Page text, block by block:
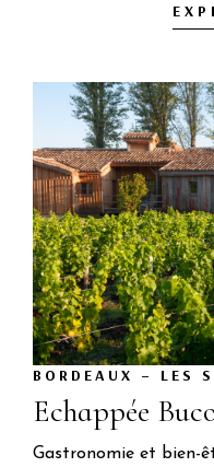
BORDEAUX – LES
Echappée
Gastronomie et bien-